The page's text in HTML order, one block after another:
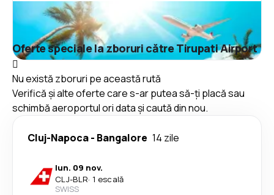
Oferte speciale la zboruri către Tirupati Airport
Nu există zboruri pe această rută
Verifică și alte oferte care s-ar putea să-ți placă sau
schimbă aeroportul ori data și caută din nou.
Cluj-Napoca- Bangalore 14 zile
lun. 09 nov.
CLJ-BLR· 1 escală
SWISS